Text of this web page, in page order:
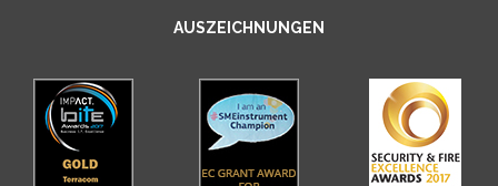
AUSZEICHNUNGEN